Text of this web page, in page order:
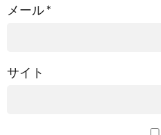
メール*
サイト